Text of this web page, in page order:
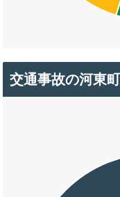
交通事故の河東